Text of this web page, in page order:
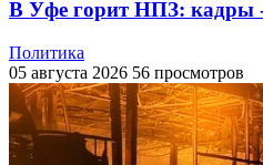
В Уфе горит НПЗ: кадры
Политика
05 августа 2026 56 просмотров